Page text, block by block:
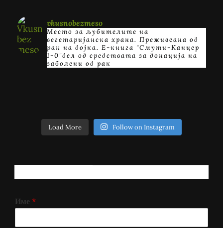
vkusnobezmeso
Место за љубителите на
вегетаријанска храна. Преживеана од
рак на дојка. E-книга "Смути-Канцер
1-0"дел од средствата за донација на
заболени од рак
Load More Follow on Instagram
Име *